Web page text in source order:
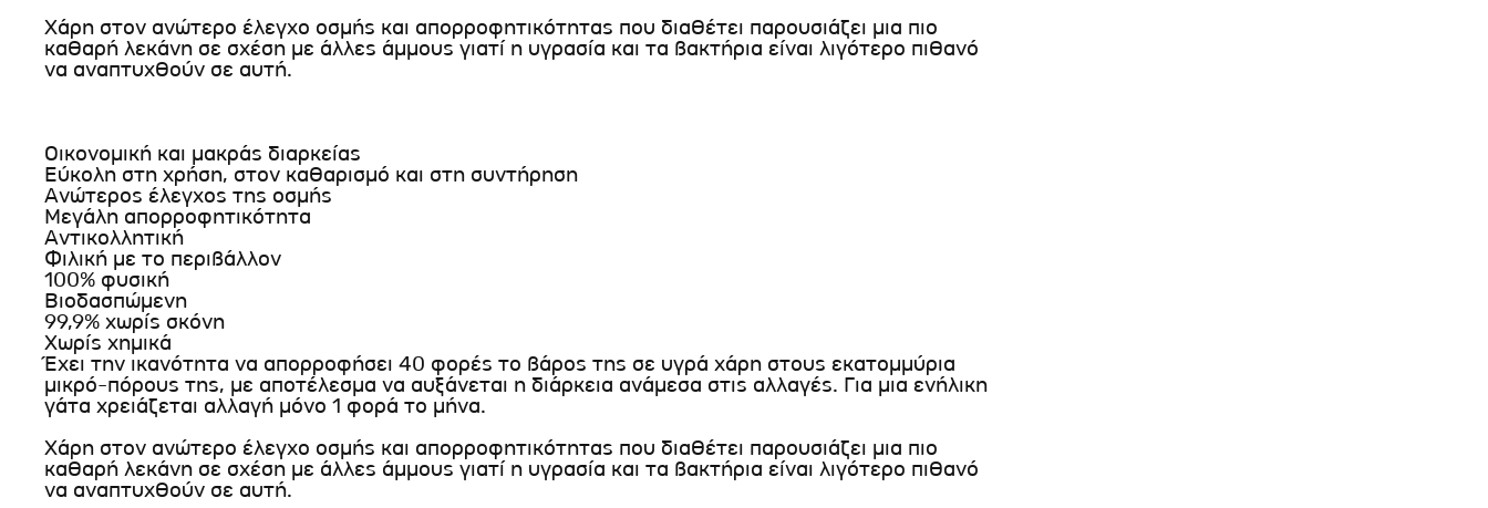
Χάρη στον ανώτερο έλεγχο οσμής και απορροφητικότητας που διαθέτει παρουσιάζει μια πιο
καθαρή λεκάνη σε σχέση με άλλες άμμους γιατί η υγρασία και τα βακτήρια είναι λιγότερο πιθανό
να αναπτυχθούν σε αυτή.
Οικονομική και μακράς διαρκείας
Εύκολη στη χρήση, στον καθαρισμό και στη συντήρηση
Ανώτερος έλεγχος της οσμής
Μεγάλη απορροφητικότητα
Αντικολλητική
Φιλική με το περιβάλλον
100% φυσική
Βιοδασπώμενη
99,9% χωρίς σκόνη
Χωρίς χημικά
Έχει την ικανότητα να απορροφήσει 40 φορές το βάρος της σε υγρά χάρη στους εκατομμύρια
μικρό-πόρους της, με αποτέλεσμα να αυξάνεται η διάρκεια ανάμεσα στις αλλαγές. Για μια ενήλικη
γάτα χρειάζεται αλλαγή μόνο 1 φορά το μήνα.
Χάρη στον ανώτερο έλεγχο οσμής και απορροφητικότητας που διαθέτει παρουσιάζει μια πιο
καθαρή λεκάνη σε σχέση με άλλες άμμους γιατί η υγρασία και τα βακτήρια είναι λιγότερο πιθανό
να αναπτυχθούν σε αυτή.